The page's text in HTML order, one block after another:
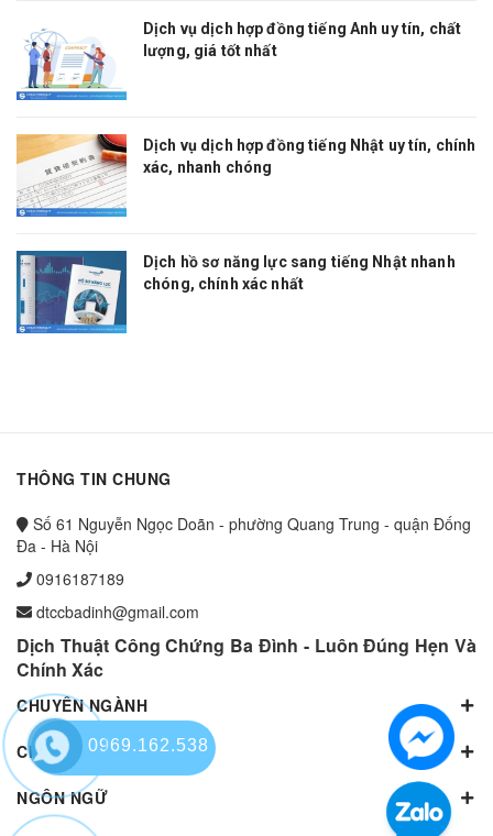
Dịch vụ dịch hợp đồng tiếng Anh uy tín, chất
lượng, giá tốt nhất
Dịch vụ dịch hợp đồng tiếng Nhật uy tín, chính
xác, nhanh chóng
Dịch hồ sơ năng lực sang tiếng Nhật nhanh
chóng, chính xác nhất
THÔNG TIN CHUNG
Số 61 Nguyễn Ngọc Doãn - phường Quang Trung - quận Đống
Đa - Hà Nội
0916187189
dtccbadinh@gmail.com
Dịch Thuật Công Chứng Ba Đình - Luôn Đúng Hẹn Và
Chính Xác
CHUYÊN NGÀNH
CHUYÊN NGÀNH
NGÔN NGỮ
0969.162.538